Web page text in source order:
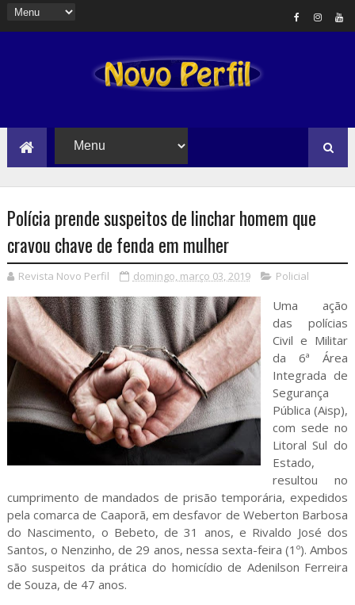
Polícia prende suspeitos de linchar homem que
cravou chave de fenda em mulher
Revista Novo Perfil domingo, março 03, 2019 Policial
Uma ação
das polícias
Civil e Militar
da 6ª Área
Integrada de
Segurança
Pública (Aisp),
com sede no
Litoral Sul do
Estado,
resultou no
cumprimento de mandados de prisão temporária, expedidos
pela comarca de Caaporã, em desfavor de Weberton Barbosa
do Nascimento, o Bebeto, de 31 anos, e Rivaldo José dos
Santos, o Nenzinho, de 29 anos, nessa sexta-feira (1º). Ambos
são suspeitos da prática do homicídio de Adenilson Ferreira
de Souza, de 47 anos.